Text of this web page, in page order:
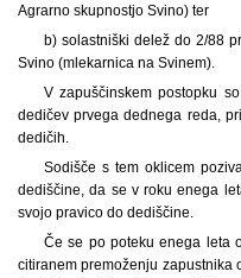
Agrarno skupnostjo Svino) ter
b) solastniški delež do 2/88
Svino (mlekarnica na Svinem).
V zapuščinskem postopku
dedičev prvega dednega reda,
dedičih.
Sodišče s tem oklicem
dediščine, da se v roku enega
svojo pravico do dediščine.
Če se po poteku enega leta
citiranem premoženju